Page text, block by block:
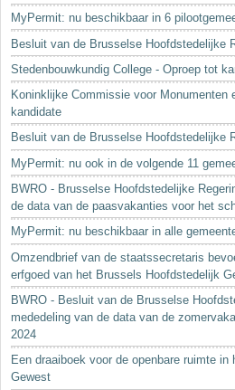
MyPermit: nu beschikbaar in 6
Besluit van de Brusselse Hoofdstedelijke
Stedenbouwkundig College - Oproep tot
Koninklijke Commissie voor Monumenten
kandidate
Besluit van de Brusselse Hoofdstedelijke
MyPermit: nu ook in de volgende 11
BWRO - Brusselse Hoofdstedelijke
de data van de paasvakanties voor het
MyPermit: nu beschikbaar in alle
Omzendbrief van de staatssecretaris
erfgoed van het Brussels Hoofdstedelijk
BWRO - Besluit van de Brusselse
mededeling van de data van de
2024
Een draaiboek voor de openbare ruimte
Gewest